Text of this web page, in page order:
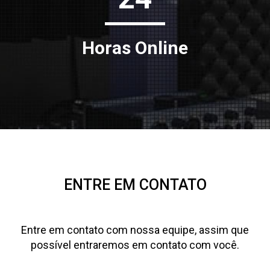
Horas Online
ENTRE EM CONTATO
Entre em contato com nossa equipe, assim que
possível entraremos em contato com você.